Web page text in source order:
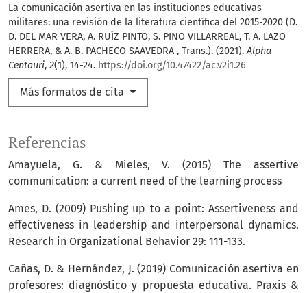
La comunicación asertiva en las instituciones educativas
militares: una revisión de la literatura científica del 2015-2020 (D.
D. DEL MAR VERA, A. RUÍZ PINTO, S. PINO VILLARREAL, T. A. LAZO
HERRERA, & A. B. PACHECO SAAVEDRA , Trans.). (2021).Alpha
Centauri, 2(1), 14-24. https://doi.org/10.47422/ac.v2i1.26
Más formatos de cita
Referencias
Amayuela, G. & Mieles, V. (2015) The assertive
communication: a current need of the learning process
Ames, D. (2009) Pushing up to a point: Assertiveness and
effectiveness in leadership and interpersonal dynamics.
Research in Organizational Behavior 29: 111-133.
Cañas, D. & Hernández, J. (2019) Comunicación asertiva en
profesores: diagnóstico y propuesta educativa. Praxis &